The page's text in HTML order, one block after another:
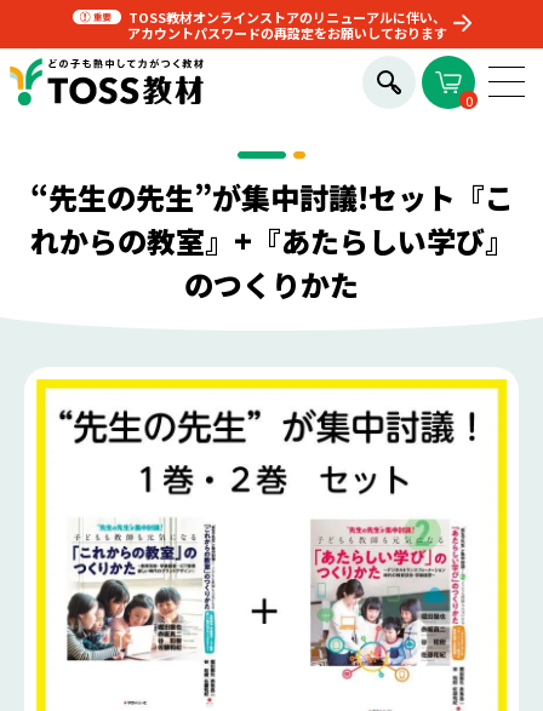
TOSS教材オンラインストアのリニューアルに伴い、
アカウントパスワードの再設定をお願いしております
0
“先生の先生”が集中討議!セット『こ
れからの教室』+『あたらしい学び』
のつくりかた